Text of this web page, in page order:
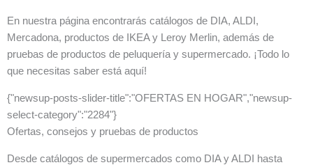
En nuestra página encontrarás catálogos de DIA, ALDI,
Mercadona, productos de IKEA y Leroy Merlin, además de
pruebas de productos de peluquería y supermercado. ¡Todo lo
que necesitas saber está aquí!
{"newsup-posts-slider-title":"OFERTAS EN HOGAR","newsup-
select-category":"2284"}
Ofertas, consejos y pruebas de productos
Desde catálogos de supermercados como DIA y ALDI hasta